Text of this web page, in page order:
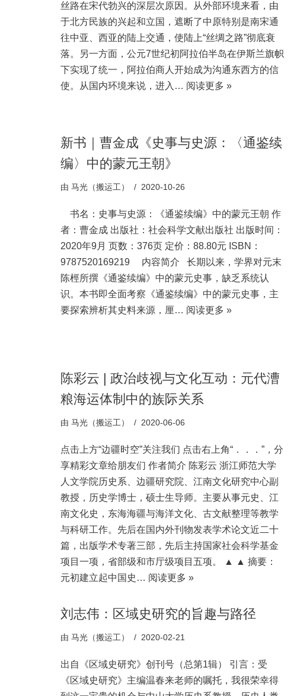
丝路在宋代勃兴的深层次原因。从外部环境来看，由
于北方民族的兴起和立国，遮断了中原特别是南宋通
往中亚、西亚的陆上交通，使陆上“丝绸之路”彻底衰
落。另一方面，公元7世纪初阿拉伯半岛在伊斯兰旗帜
下实现了统一，阿拉伯商人开始成为沟通东西方的信
使。从国内环境来说，进入… 阅读更多 »
新书｜曹金成《史事与史源：〈通鉴续
编〉中的蒙元王朝》
由 马光（搬运工） 2020-10-26
书名：史事与史源：《通鉴续编》中的蒙元王朝 作
者：曹金成 出版社：社会科学文献出版社 出版时间：
2020年9月 页数：376页 定价：88.80元 ISBN：
9787520169219 内容简介 长期以来，学界对元末
陈桱所撰《通鉴续编》中的蒙元史事，缺乏系统认
识。本书即全面考察《通鉴续编》中的蒙元史事，主
要探索辨析其史料来源，厘… 阅读更多 »
陈彩云 | 政治歧视与文化互动：元代漕
粮海运体制中的族际关系
由 马光（搬运工） 2020-06-06
点击上方“边疆时空”关注我们 点击右上角“．．．”，分
享精彩文章给朋友们 作者简介 陈彩云 浙江师范大学
人文学院历史系、边疆研究院、江南文化研究中心副
教授，历史学博士，硕士生导师。主要从事元史、江
南文化史，东海海疆与海洋文化、古文献整理等教学
与科研工作。先后在国内外刊物发表学术论文近二十
篇，出版学术专著三部，先后主持国家社会科学基金
项目一项，省部级和市厅级项目五项。 ▲ ▲ 摘要：
元初建立起中国史… 阅读更多 »
刘志伟：区域史研究的旨趣与路径
由 马光（搬运工） 2020-02-21
出自《区域史研究》创刊号（总第1辑） 引言：受
《区域史研究》主编温春来老师的嘱托，我很荣幸得